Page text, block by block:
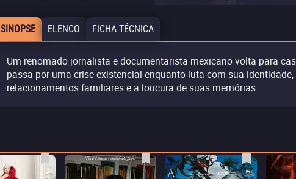
SINOPSE ELENCO FICHA TÉCNICA
Um renomado jornalista e documentarista mexicano volta para
passa por uma crise existencial enquanto luta com sua identidade,
relacionamentos familiares e a loucura de suas memórias.